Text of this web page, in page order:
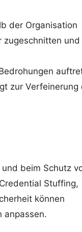
der Organisation
zugeschnitten und
zur Verfeinerung
beim Schutz
Stuffing,
können
anpassen.